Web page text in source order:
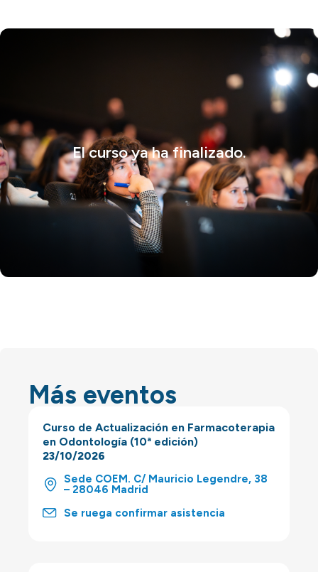
El curso ya ha finalizado.
Más eventos
Curso de Actualización en Farmacoterapia
en Odontología (10ª edición)
23/10/2026
Sede COEM. C/ Mauricio Legendre, 38
– 28046 Madrid
Se ruega confirmar asistencia